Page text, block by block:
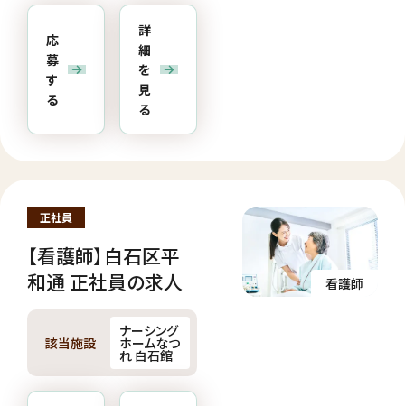
応
募
す
る
詳
細
を
見
る
正社員
【看護師】白石区平
和通 正社員の求人
該当施設
ナーシング
ホームなつ
れ 白石館
看護師